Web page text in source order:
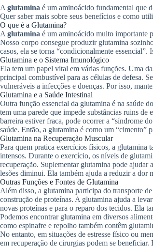
Aglutamina é um aminoácido fundamental que
Quer saber mais sobre seus benefícios e como
O que é a Glutamina?
Aglutamina é um aminoácido muito importante
Nosso corpo consegue produzir glutamina
casos, ela se torna “condicionalmente
Glutamina e o Sistema Imunológico
Ela tem um papel vital em várias funções. Uma
principal combustível para as células de defesa.
vulneráveis a infecções e doenças. Por isso,
Glutamina e a Saúde Intestinal
Outra função essencial da glutamina é na saúde
tem uma parede que impede substâncias ruins de
barreira estiver fraca, pode ocorrer a “síndrome
saúde. Então, a glutamina é como um “cimento”
Glutamina na Recuperação Muscular
Para quem pratica exercícios físicos, a glutamina
intensos. Durante o exercício, os níveis de
recuperação. Suplementar glutamina pode ajudar
lesões diminui. Ela também ajuda a reduzir a dor
Outras Funções e Fontes de Glutamina
Além disso, a glutamina participa do transporte
construção de proteínas. A glutamina ajuda a
novas proteínas e para o reparo dos tecidos. Ela
Podemos encontrar glutamina em diversos
como espinafre e repolho também contêm
No entanto, em situações de estresse físico ou
em recuperação de cirurgias podem se